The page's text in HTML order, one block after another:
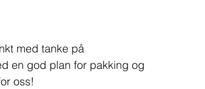
med tanke på
en god plan for pakking og
oss!